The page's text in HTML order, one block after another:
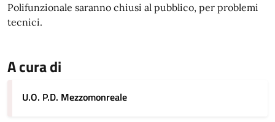
Polifunzionale saranno chiusi al pubblico, per problemi
tecnici.
A cura di
U.O. P.D. Mezzomonreale